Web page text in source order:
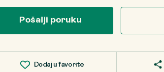
Dodaj u favorite
Pošalji poruku